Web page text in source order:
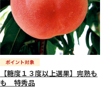
【糖度１３度以上選果】完熟も
も 特秀品